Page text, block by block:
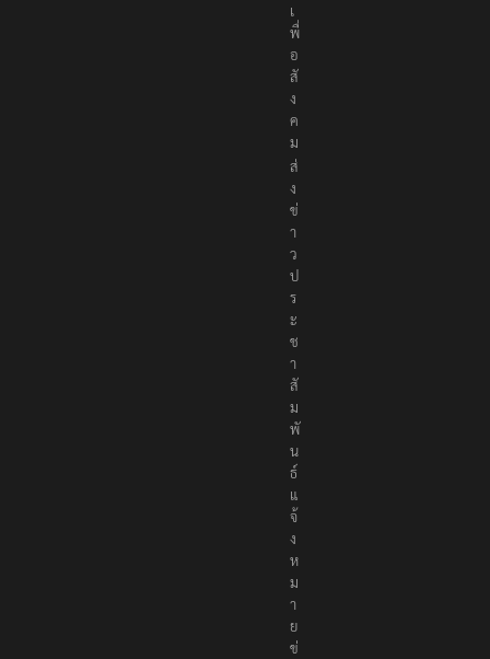
เ
พื่
อ
สั
ง
ค
ม
ส่
ง
ข่
า
ว
ป
ร
ะ
ช
า
สั
ม
พั
น
ธ์
แ
จ้
ง
ห
ม
า
ย
ข่